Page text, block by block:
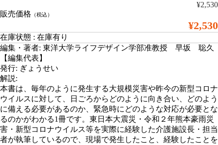
¥2,530
販売価格 （税込）
¥2,530
在庫状態 : 在庫有り
編集・著者: 東洋大学ライフデザイン学部准教授 早坂 聡久
【編集代表】
発行: ぎょうせい
解説:
本書は、毎年のように発生する大規模災害や昨今の新型コロナ
ウイルスに対して、日ごろからどのように向き合い、どのよう
に備える必要があるのか、緊急時にどのような対応が必要とな
るのかがわかる1冊です。東日本大震災・令和２年熊本豪雨災
害・新型コロナウイルス等を実際に経験した介護施設長・担当
者が執筆しているので、現場で発生したこと、経験したことを